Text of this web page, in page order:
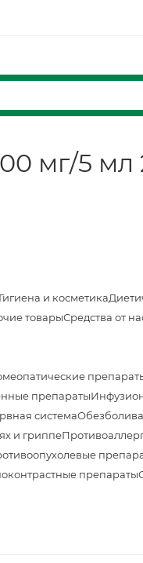
мг/5
Гигиена и косметика
товарыСредства от
препараты
система
и гриппе
препараты